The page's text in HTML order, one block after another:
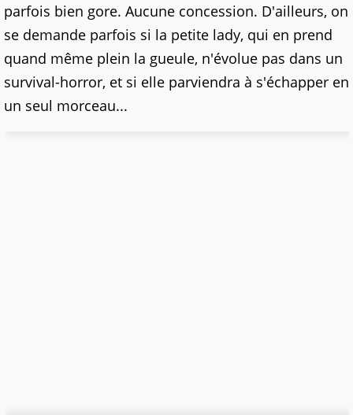
parfois bien gore. Aucune concession. D'ailleurs, on
se demande parfois si la petite lady, qui en prend
quand même plein la gueule, n'évolue pas dans un
survival-horror, et si elle parviendra à s'échapper en
un seul morceau...